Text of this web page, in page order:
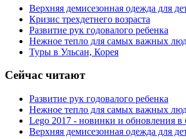
Верхняя демисезонная одежда для
Кризис трехдетнего возраста
Развитие рук годовалого ребенка
Нежное тепло для самых важных
Туры в Ульсан, Корея
Сейчас читают
Развитие рук годовалого ребенка
Нежное тепло для самых важных
Lego 2017 - новинки и обновления в
Верхняя демисезонная одежда для